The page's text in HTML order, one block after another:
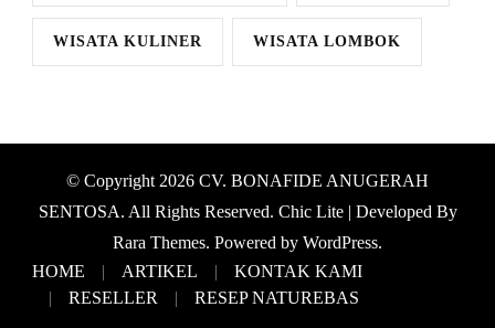
WISATA KULINER WISATA LOMBOK
© Copyright 2026 CV. BONAFIDE ANUGERAH
SENTOSA. All Rights Reserved. Chic Lite | Developed By
Rara Themes. Powered by WordPress.
HOME
ARTIKEL
KONTAK KAMI
RESELLER
RESEP NATUREBAS